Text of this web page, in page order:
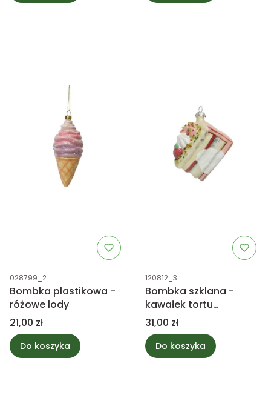
Kod produktu
028799_2
Bombka plastikowa -
różowe lody
Cena
21,00 zł
Do koszyka
Kod produktu
120812_3
Bombka szklana -
kawałek tortu
malinowego z posypką
Cena
31,00 zł
Do koszyka